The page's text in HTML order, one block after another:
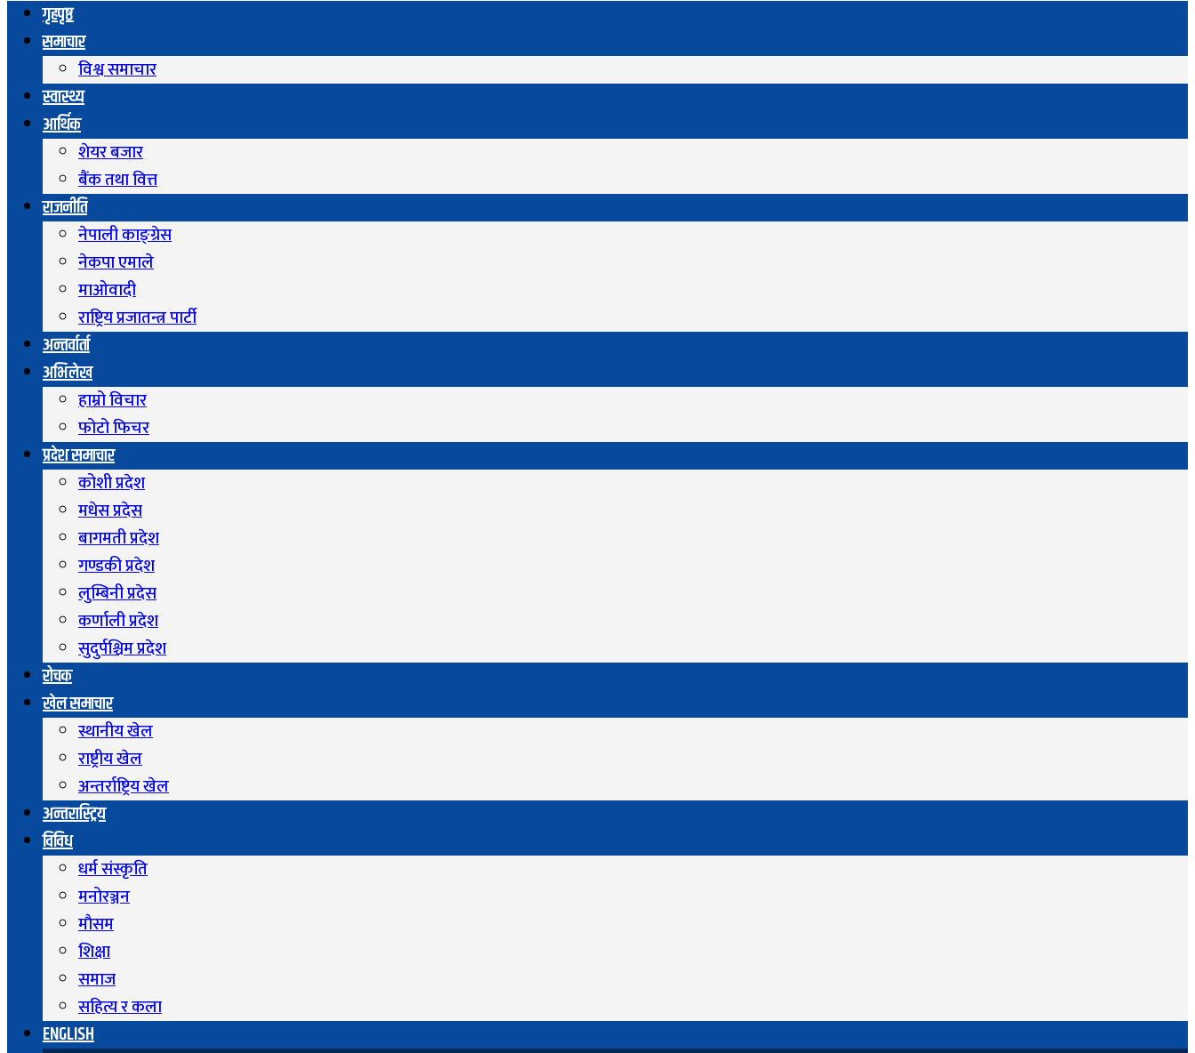
गृहपृष्ठ
समाचार
विश्व समाचार
स्वास्थ्य
आर्थिक
शेयर बजार
बैंक तथा वित्त
राजनीति
नेपाली काङ्ग्रेस
नेकपा एमाले
माओवादी
राष्ट्रिय प्रजातन्त्र पार्टी
अन्तर्वार्ता
अभिलेख
हाम्रो विचार
फोटो फिचर
प्रदेश समाचार
कोशी प्रदेश
मधेस प्रदेस
बागमती प्रदेश
गण्डकी प्रदेश
लुम्बिनी प्रदेस
कर्णाली प्रदेश
सुदुर्पश्चिम प्रदेश
रोचक
खेल समाचार
स्थानीय खेल
राष्ट्रीय खेल
अन्तर्राष्ट्रिय खेल
अन्तरास्ट्रिय
विविध
धर्म संस्कृति
मनोरञ्जन
माैसम
शिक्षा
समाज
सहित्य र कला
ENGLISH